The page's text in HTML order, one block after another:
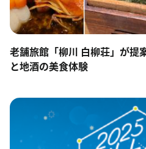
老舗旅館「柳川 白柳荘」が提
と地酒の美食体験